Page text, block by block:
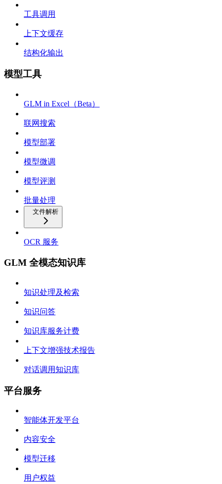
工具调用
上下文缓存
结构化输出
模型工具
GLM in Excel（Beta）
联网搜索
模型部署
模型微调
模型评测
批量处理
文件解析
OCR 服务
GLM 全模态知识库
知识处理及检索
知识问答
知识库服务计费
上下文增强技术报告
对话调用知识库
平台服务
智能体开发平台
内容安全
模型迁移
用户权益